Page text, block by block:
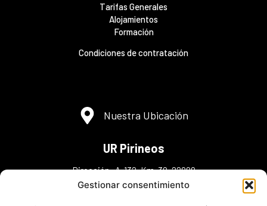
Gestionar consentimiento
Tarifas Generales
Alojamientos
Formación
Condiciones de contratación
Nuestra Ubicación
UR Pirineos
Dirección: A-132, Km. 38, 22808
Murillo de Gállego ,Zaragoza